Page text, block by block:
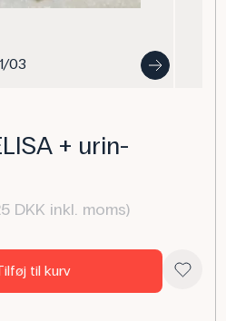
03
+ urin-
DKK inkl. moms)
til kurv